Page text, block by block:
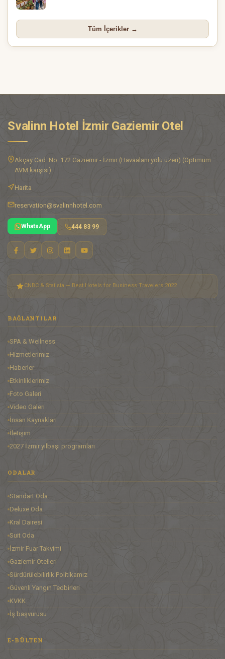
Tüm İçerikler →
Svalinn Hotel İzmir Gaziemir Otel
Akçay Cad. No: 172 Gaziemir - İzmir (Havaalanı yolu üzeri) (Optimum
AVM karşısı)
Harita
reservation@svalinnhotel.com
WhatsApp 444 83 99
CNBC & Statista — Best Hotels for Business Travelers 2022
BAĞLANTILAR
SPA & Wellness
Hizmetlerimiz
Haberler
Etkinliklerimiz
Foto Galeri
Video Galeri
İnsan Kaynakları
İletişim
2027 İzmir yılbaşı programları
ODALAR
Standart Oda
Deluxe Oda
Kral Dairesi
Suit Oda
İzmir Fuar Takvimi
Gaziemir Otelleri
Sürdürülebilirlik Politikamız
Güvenli Yangın Tedbirleri
KVKK
İş başvurusu
E-BÜLTEN